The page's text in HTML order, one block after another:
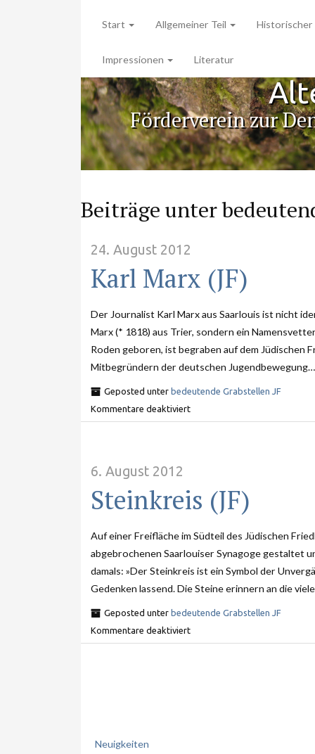
Start Allgemeiner Teil Historischer
Impressionen Literatur
Förderverein zur
Beiträge unter
24. August 2012
Karl Marx (JF)
Der Journalist Karl Marx aus Saarlouis ist nicht
Marx (* 1818) aus Trier, sondern ein
Roden geboren, ist begraben auf dem Jüdischen
Mitbegründern der deutschen
Geposted unter bedeutende Grabstellen JF
Kommentare deaktiviert
6. August 2012
Steinkreis (JF)
Auf einer Freifläche im Südteil des Jüdischen
abgebrochenen Saarlouiser Synagoge gestaltet
damals: »Der Steinkreis ist ein Symbol der
Gedenken lassend. Die Steine erinnern an die
Geposted unter bedeutende Grabstellen JF
Kommentare deaktiviert
Neuigkeiten